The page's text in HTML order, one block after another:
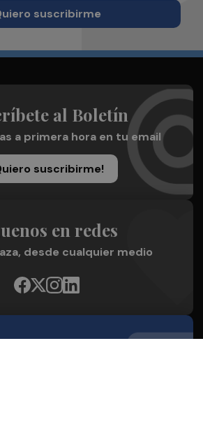
suscribirme
al Boletín
a primera hora en tu email
suscribirme!
en redes
desde cualquier medio
Somos